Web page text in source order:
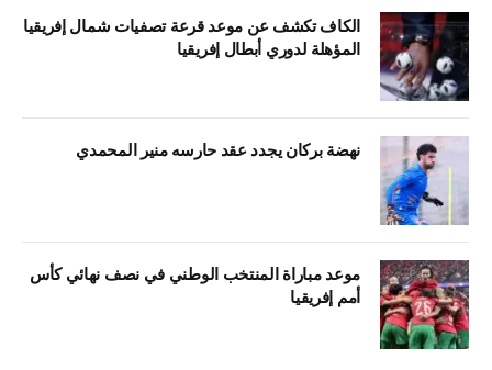
الكاف تكشف عن موعد قرعة تصفيات شمال إفريقيا
المؤهلة لدوري أبطال إفريقيا
نهضة بركان يجدد عقد حارسه منير المحمدي
موعد مباراة المنتخب الوطني في نصف نهائي كأس
أمم إفريقيا